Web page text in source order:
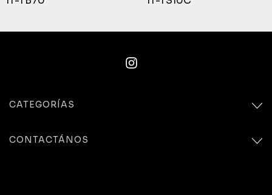
CATEGORÍAS
CONTACTÁNOS